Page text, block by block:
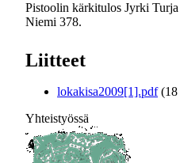
Pistoolin kärkitulos Jyrki
Niemi 378.
Liitteet
lokakisa2009[1].pdf
Yhteistyössä